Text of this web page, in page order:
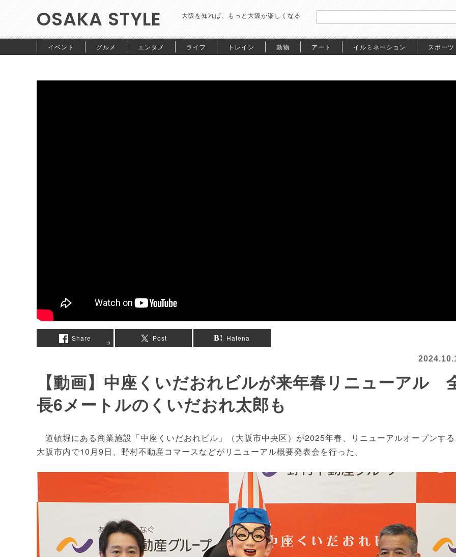
OSAKA STYLE 大阪を知れば、もっと大阪が楽しくなる
イベント グルメ エンタメ ライフ トレイン 動物 アート イルミネーション スポーツ
Share
2
Post Hatena
【動画】中座くいだおれビルが来年春リニューアル
長6メートルのくいだおれ太郎も
道頓堀にある商業施設「中座くいだおれビル」（大阪市中央区）が2025年春、リニューアルオープンする
大阪市内で10月9日、野村不動産コマースなどがリニューアル概要発表会を行った。